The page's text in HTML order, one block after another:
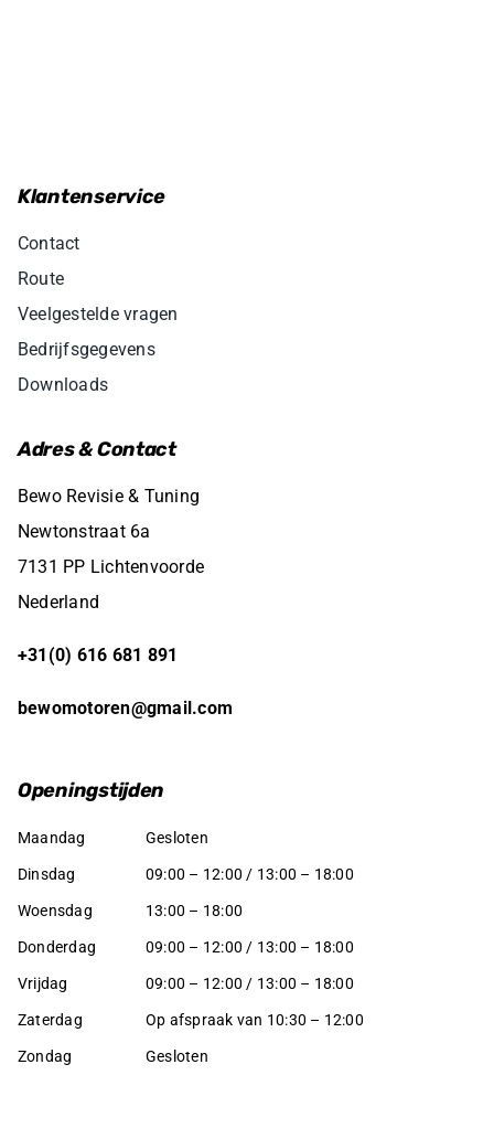
Klantenservice
Contact
Route
Veelgestelde vragen
Bedrijfsgegevens
Downloads
Adres & Contact
Bewo Revisie & Tuning
Newtonstraat 6a
7131 PP Lichtenvoorde
Nederland
+31(0) 616 681 891
bewomotoren@gmail.com
Openingstijden
Maandag Gesloten
Dinsdag 09:00 – 12:00 / 13:00 – 18:00
Woensdag 13:00 – 18:00
Donderdag 09:00 – 12:00 / 13:00 – 18:00
Vrijdag 09:00 – 12:00 / 13:00 – 18:00
Zaterdag Op afspraak van 10:30 – 12:00
Zondag Gesloten